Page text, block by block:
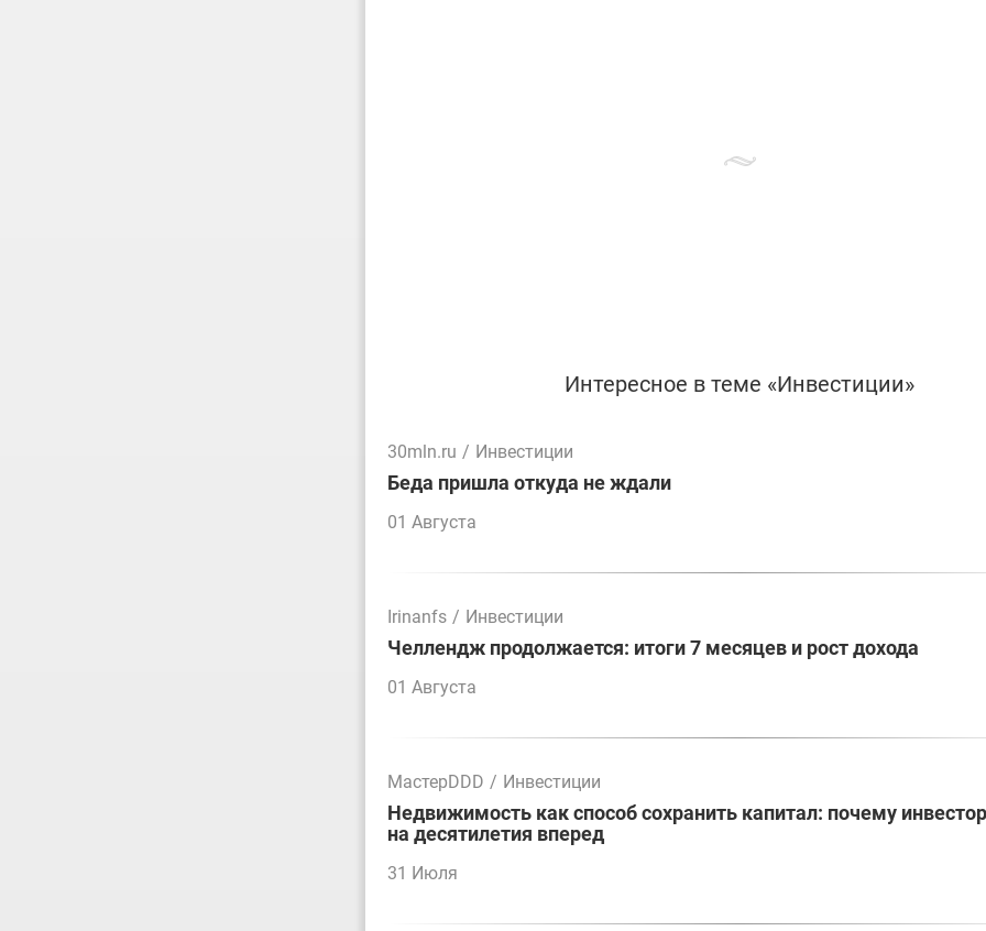
Интересное в теме «Инвестиции»
30mln.ru / Инвестиции
Беда пришла откуда не ждали
01 Августа
Irinanfs / Инвестиции
Челлендж продолжается: итоги 7 месяцев и рост дохода
01 Августа
МастерDDD / Инвестиции
Недвижимость как способ сохранить капитал: почему
на десятилетия вперед
31 Июля